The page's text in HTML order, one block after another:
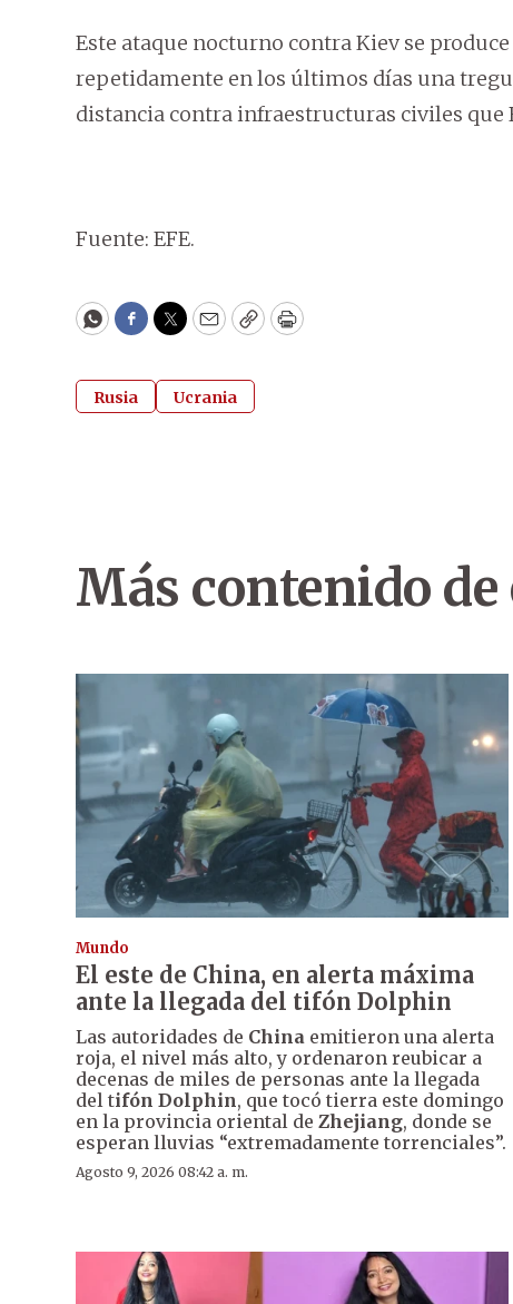
Este ataque nocturno contra Kiev se
repetidamente en los últimos días una
distancia contra infraestructuras civiles que
Fuente: EFE.
WhatsApp
Facebook
Twitter
EmailCopyPrint
Rusia Ucrania
Más contenido de
Mundo
El este de China, en alerta máxima
ante la llegada del tifón Dolphin
Las autoridades de China emitieron una alerta
roja, el nivel más alto, y ordenaron reubicar a
decenas de miles de personas ante la llegada
del tifón Dolphin, que tocó tierra este domingo
en la provincia oriental de Zhejiang, donde se
esperan lluvias “extremadamente torrenciales”.
Agosto 9, 2026 08:42 a. m.